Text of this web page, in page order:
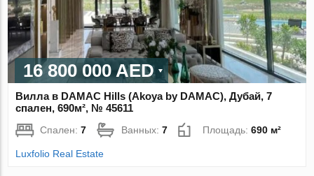
16 800 000 AED
Вилла в DAMAC Hills (Akoya by DAMAC), Дубай, 7
спален, 690м², № 45611
Спален:7 Ванных:7 Площадь:690 м²
Luxfolio Real Estate